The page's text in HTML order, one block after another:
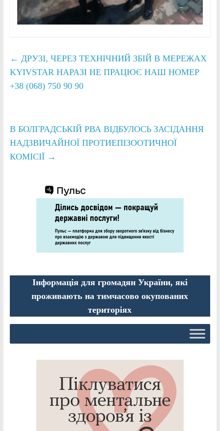
← ДРУЗІ, ЧЕРЕЗ ТЕХНІЧНИЙ ЗБІЙ В МЕРЕЖАХ
KYIVSTAR НАРАЗІ НЕ ПРАЦЮЄ НАШ НОМЕР
+38 (068) 750 90 90
В БОЛГРАДСЬКІЙ РВА ВІДБУЛОСЬ ЗАСІДАННЯ
НАДЗВИЧАЙНОЇ ПРОТИЕПІЗООТИЧНОЇ
КОМІСІЇ →
Інформація для громадян України, які
проживають на тимчасово окупованих
територіях